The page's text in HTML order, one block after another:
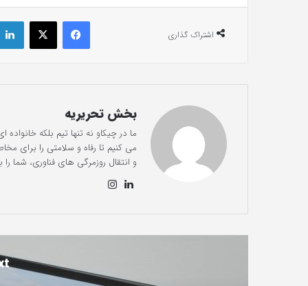
اشتراک گذاری
فیس بوک X
بخش تحریریه
ما در چیکاو نه تنها تیم بلکه
می کنیم تا رفاه و سلامتی را برای
و انتقال روزمرگی های فناوری، شما
لینک
ن گرام